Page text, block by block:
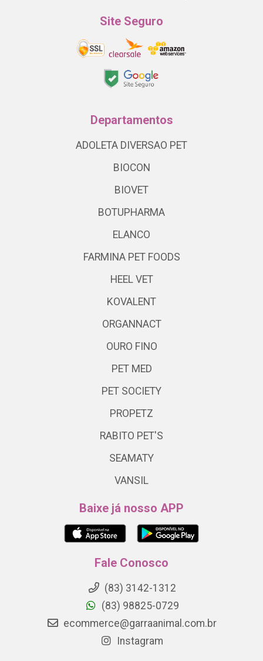
Site Seguro
Departamentos
ADOLETA DIVERSAO PET
BIOCON
BIOVET
BOTUPHARMA
ELANCO
FARMINA PET FOODS
HEEL VET
KOVALENT
ORGANNACT
OURO FINO
PET MED
PET SOCIETY
PROPETZ
RABITO PET'S
SEAMATY
VANSIL
Baixe já nosso APP
Fale Conosco
(83) 3142-1312
(83) 98825-0729
ecommerce@garraanimal.com.br
Instagram